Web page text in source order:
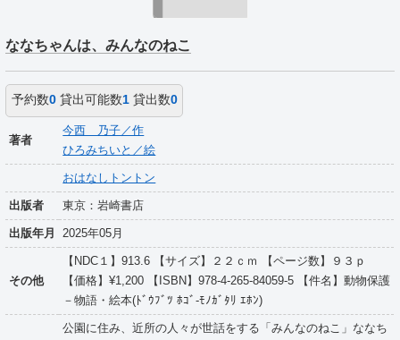
ななちゃんは、みんなのねこ
予約数0貸出可能数1貸出数0
著者
今西 乃子／作
ひろみちいと／絵
おはなしトントン
出版者 東京：岩崎書店
出版年月 2025年05月
その他
【NDC１】913.6 【サイズ】２２ｃｍ 【ページ数】９３ｐ
【価格】¥1,200 【ISBN】978-4-265-84059-5 【件名】動物保護
－物語・絵本(ﾄﾞｳﾌﾞﾂ ﾎｺﾞ-ﾓﾉｶﾞﾀﾘ ｴﾎﾝ)
公園に住み、近所の人々が世話をする「みんなのねこ」ななち